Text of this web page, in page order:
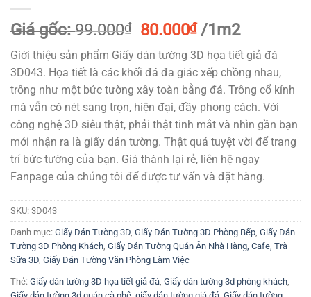
Giá gốc:99.000₫
Giá
gốc
là:
99.000₫.
80.000₫Giá
hiện
tại
là:
80.000₫.
/1m2
Giới thiệu sản phẩm Giấy dán tường 3D họa tiết giả đá
3D043. Họa tiết là các khối đá đa giác xếp chồng nhau,
trông như một bức tường xây toàn bằng đá. Trông cổ kính
mà vẫn có nét sang trọn, hiện đại, đầy phong cách. Với
công nghệ 3D siêu thật, phải thật tinh mắt và nhìn gần bạn
mới nhận ra là giấy dán tường. Thật quá tuyệt vời để trang
trí bức tường của bạn. Giá thành lại rẻ, liên hệ ngay
Fanpage của chúng tôi để được tư vấn và đặt hàng.
SKU: 3D043
Danh mục: Giấy Dán Tường 3D, Giấy Dán Tường 3D Phòng Bếp, Giấy Dán
Tường 3D Phòng Khách, Giấy Dán Tường Quán Ăn Nhà Hàng, Cafe, Trà
Sữa 3D, Giấy Dán Tường Văn Phòng Làm Việc
Thẻ: Giấy dán tường 3D họa tiết giả đá, Giấy dán tường 3d phòng khách,